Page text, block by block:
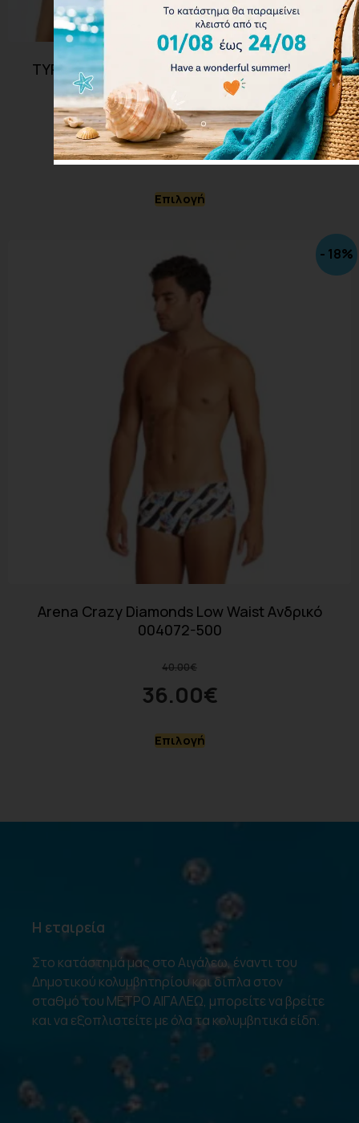
TYR Women’s Durafast One Solids Cutoutfit
Swimsuit TFSOD7A-428
50.00€
45.00€
Επιλογή
- 18%
Arena Crazy Diamonds Low Waist Aνδρικό
004072-500
40.00€
36.00€
Επιλογή
Η εταιρεία
Στο κατάστημά μας στο Αιγάλεω, έναντι του
Δημοτικού κολυμβητηρίου και δίπλα στον
σταθμό του ΜΕΤΡΟ ΑΙΓΑΛΕΩ, μπορείτε να βρείτε
και να εξοπλιστείτε με όλα τα κολυμβητικά είδη.